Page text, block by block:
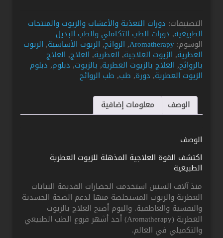
العطرية
–
طب
الروائح
(مستوى
1)
التصنيفات: دورات التغذية والأعشاب والزيوت والمنتجات
الطبيعية, دورات الطب التكاملي والطب البديل
الوسوم: Aromatherapy
, الروائح, الزيوت الأساسية, الزيوت
العطرية, الزيوت العلاجية, العطرية, العلاج, العلاج
بالروائح, العلاج بالزيوت العطرية, بالزيوت, دبلوم, دبلوم
الزيوت العطرية, دورة, طب, طب الروائح
الوصف معلومات إضافية
الوصف
اكتشف القوة العلاجية المذهلة للزيوت العطرية
الطبيعية
منذ آلاف السنين استخدمت الحضارات القديمة النباتات
العطرية والزيوت المستخلصة منها لدعم الصحة الجسدية
والنفسية والعاطفية. واليوم أصبح العلاج بالزيوت
العطرية (Aromatherapy) أحد أشهر فروع الطب الطبيعي
والتكميلي في العالم.